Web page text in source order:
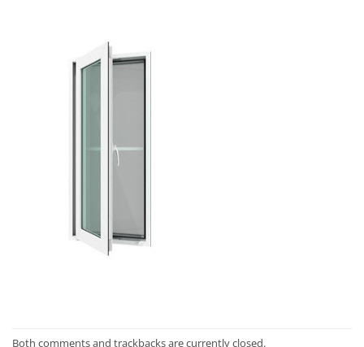
Both comments and trackbacks are currently closed.